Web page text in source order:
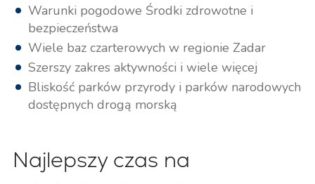
Warunki pogodowe Środki zdrowotne i
bezpieczeństwa
Wiele baz czarterowych w regionie Zadar
Szerszy zakres aktywności i wiele więcej
Bliskość parków przyrody i parków narodowych
dostępnych drogą morską
Najlepszy czas na